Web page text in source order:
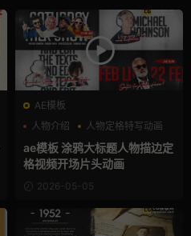
AE模板
人物介绍
人物定格特写动画
嘻哈
ae模板 涂鸦大标题人物描边定
格视频开场片头动画
2026-05-05